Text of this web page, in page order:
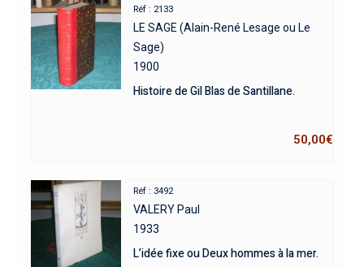
Réf : 2133
LE SAGE (Alain-René Lesage ou Le
Sage)
1900
Histoire de Gil Blas de Santillane.
50,00€
Réf : 3492
VALERY Paul
1933
L’idée fixe ou Deux hommes à la mer.